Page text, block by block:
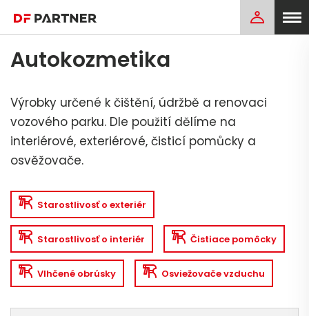
Autokozmetika
Výrobky určené k čištění, údržbě a renovaci
vozového parku. Dle použití dělíme na
interiérové, exteriérové, čisticí pomůcky a
osvěžovače.
Starostlivosť o exteriér
Starostlivosť o interiér Čistiace pomôcky
Vlhčené obrúsky Osviežovače vzduchu